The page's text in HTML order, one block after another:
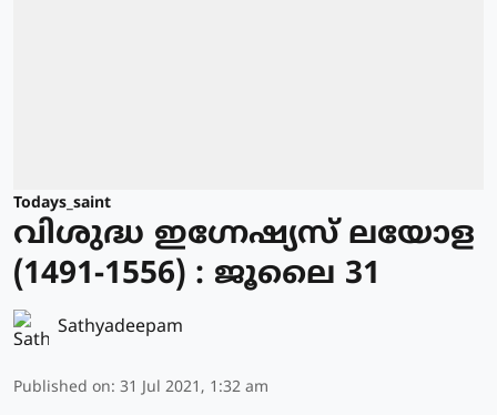
Todays_saint
വിശുദ്ധ ഇഗ്നേഷ്യസ് ലയോള
(1491-1556) : ജൂലൈ 31
Sathyadeepam
Published on: 31 Jul 2021, 1:32 am